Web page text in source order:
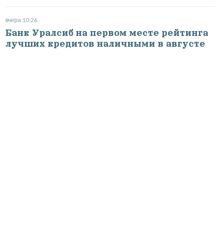
вчера 10:26
Банк Уралсиб на первом месте рейтинга
лучших кредитов наличными в августе